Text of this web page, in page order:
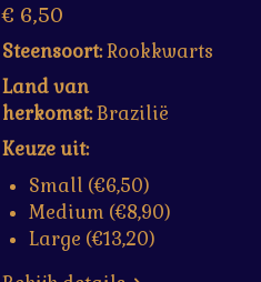
€ 6,50
Steensoort:Rookkwarts
Land van
herkomst:Brazilië
Keuze uit:
Small (€6,50)
Medium (€8,90)
Large (€13,20)